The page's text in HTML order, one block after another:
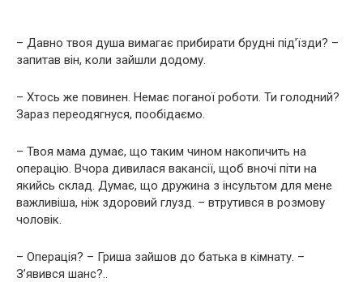
– Давно твоя душа вимагає прибирати брудні під’їзди? –
запитав він, коли зайшли додому.
– Хтось же повинен. Немає поганої роботи. Ти голодний?
Зараз переодягнуся, пообідаємо.
– Твоя мама думає, що таким чином накопичить на
операцію. Вчора дивилася вакансії, щоб вночі піти на
якийсь склад. Думає, що дружина з інсультом для мене
важливіша, ніж здоровий глузд. – втрутився в розмову
чоловік.
– Операція? – Гриша зайшов до батька в кімнату. –
З’явився шанс?..